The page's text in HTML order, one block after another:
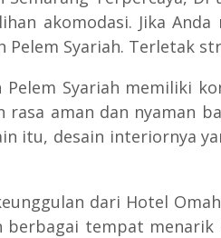
akomodasi. Jika
Pelem Syariah. Terletak
Pelem Syariah memiliki
rasa aman dan nyaman
itu, desain interiornya
dari Hotel
berbagai tempat